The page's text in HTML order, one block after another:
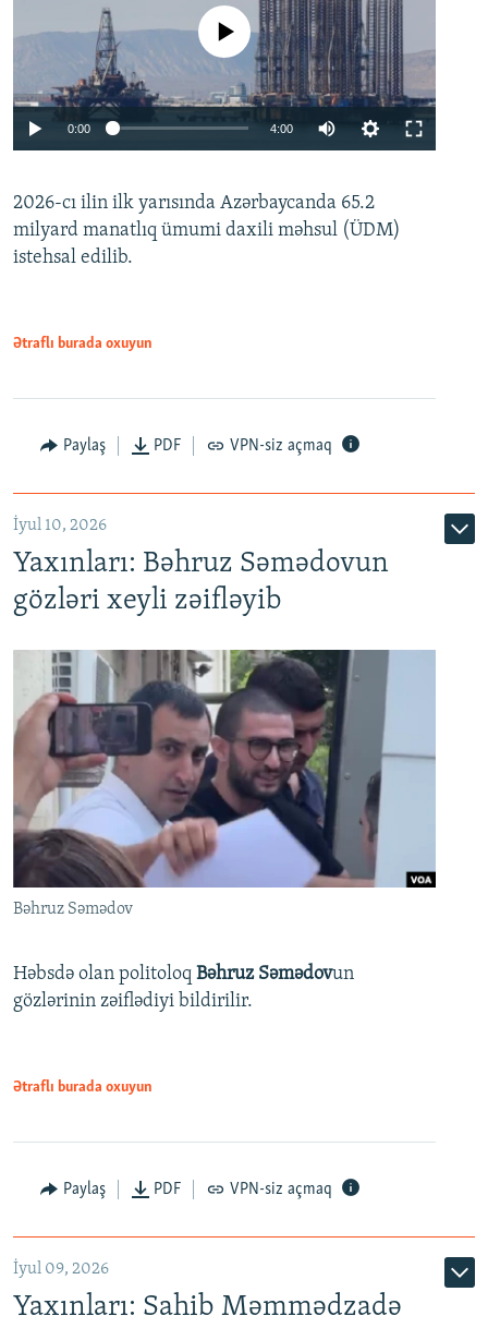
Auto 240p 360p 480p
No media source currently available
0:00 4:00
360p
480p
2026-cı ilin ilk yarısında Azərbaycanda 65.2
milyard manatlıq ümumi daxili məhsul (ÜDM)
istehsal edilib.
Ətraflı burada oxuyun
Paylaş PDF VPN-siz açmaq
İyul 10, 2026
Yaxınları: Bəhruz Səmədovun
gözləri xeyli zəifləyib
Bəhruz Səmədov
Həbsdə olan politoloq Bəhruz Səmədovun
gözlərinin zəiflədiyi bildirilir.
Ətraflı burada oxuyun
Paylaş PDF VPN-siz açmaq
İyul 09, 2026
Yaxınları: Sahib Məmmədzadə